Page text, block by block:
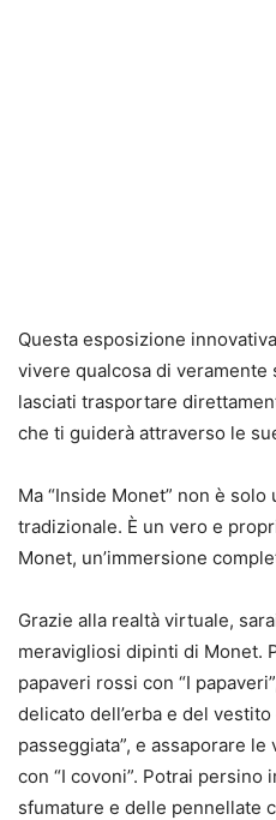
Questa esposizione
vivere qualcosa di veramente
lasciati trasportare
che ti guiderà attraverso le
Ma “Inside Monet” non è solo
tradizionale. È un vero e
Monet, un’immersione
Grazie alla realtà virtuale,
meravigliosi dipinti di Monet.
papaveri rossi con “I
delicato dell’erba e del
passeggiata”, e assaporare
con “I covoni”. Potrai persino
sfumature e delle pennellate